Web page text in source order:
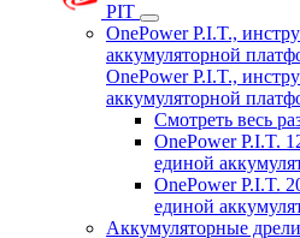
PIT
OnePower P.I.T.,
аккумуляторной
OnePower P.I.T.,
аккумуляторной
Смотреть весь
OnePower P.I.T.
единой
OnePower P.I.T.
единой
Аккумуляторные